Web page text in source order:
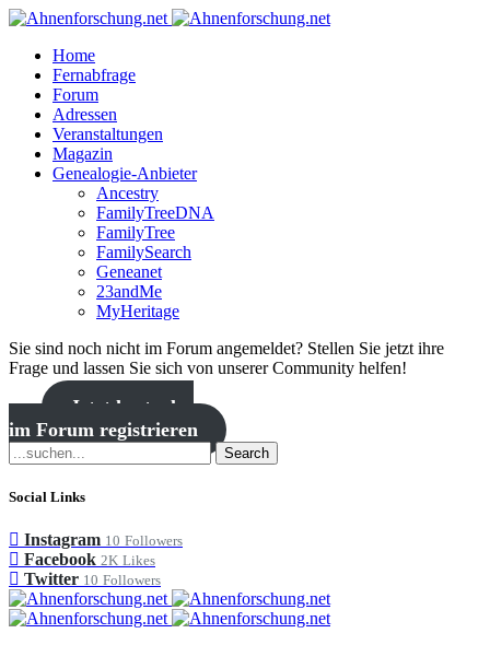
Home
Fernabfrage
Forum
Adressen
Veranstaltungen
Magazin
Genealogie-Anbieter
Ancestry
FamilyTreeDNA
FamilyTree
FamilySearch
Geneanet
23andMe
MyHeritage
Sie sind noch nicht im Forum angemeldet? Stellen Sie jetzt ihre
Frage und lassen Sie sich von unserer Community helfen!
Jetzt kostenlos
im Forum registrieren
Search
Social Links
Instagram 10 Followers
Facebook 2K Likes
Twitter 10 Followers